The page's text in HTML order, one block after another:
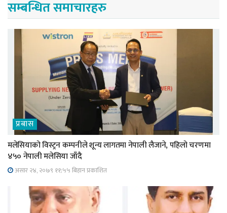
सम्बन्धित समाचारहरु
प्रबास
मलेसियाको विस्ट्रन कम्पनीले शून्य लागतमा नेपाली लैजाने, पहिलो चरणमा
४५० नेपाली मलेसिया जाँदै
असार २४, २०७९ ११;५५ बिहान प्रकाशित